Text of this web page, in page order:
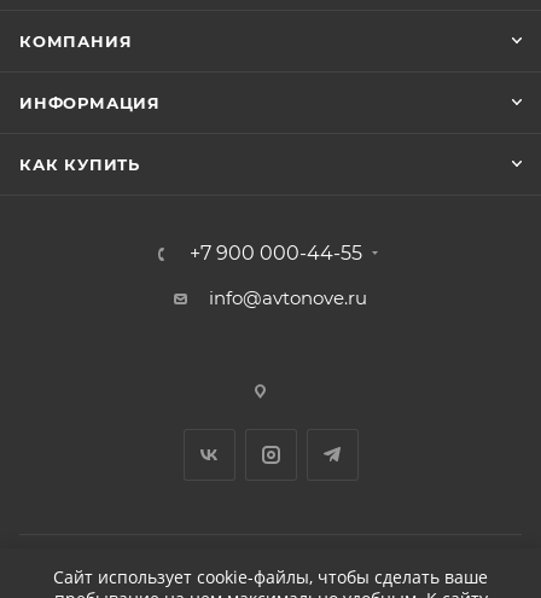
КОМПАНИЯ
ИНФОРМАЦИЯ
КАК КУПИТЬ
+7 900 000-44-55
info@avtonove.ru
Сайт использует cookie-файлы, чтобы сделать ваше